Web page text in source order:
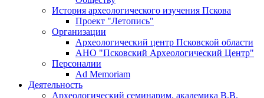
История археологического изучения Пскова
Проект "Летопись"
Организации
Археологический центр Псковской области
АНО "Псковский Археологический Центр"
Персоналии
Ad Memoriam
Деятельность
Археологический семинарим. академика В.В.